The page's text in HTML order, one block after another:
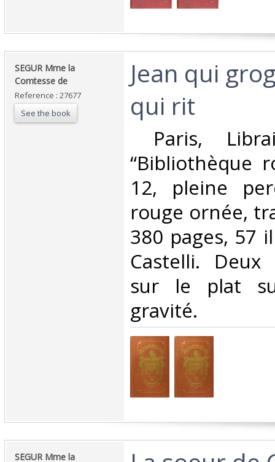
‎SEGUR Mme la
Comtesse de‎
Reference : 27677
See the book
‎Jean qui
qui rit‎
Paris,
“Bibliothèque
12, pleine
rouge ornée,
380 pages, 57
Castelli. Deux
sur le plat
gravité.‎
‎SEGUR Mme la